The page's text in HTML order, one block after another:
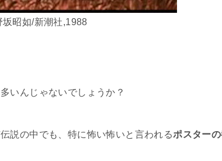
昭如/新潮社,1988
いんじゃないでしょうか？
説の中でも、特に怖い怖いと言われるポスター